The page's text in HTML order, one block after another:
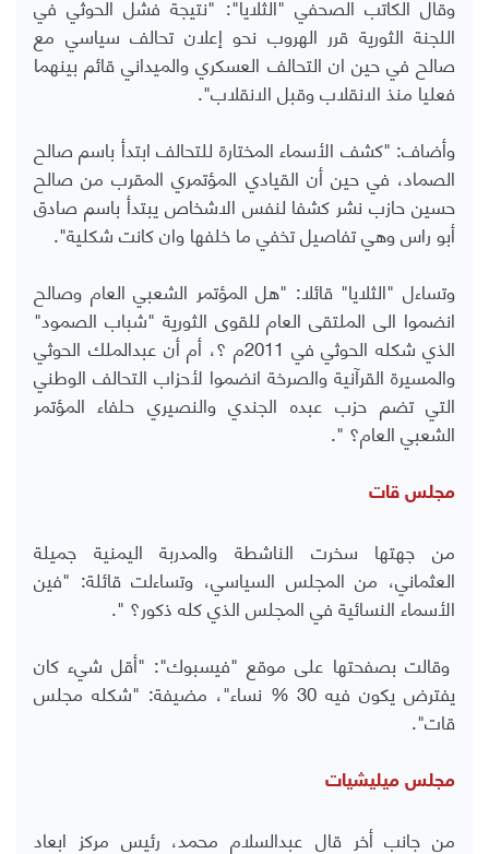
اللجنة الثورية قرر الهروب نحو إعلان تحالف سياسي مع
صالح في حين ان التحالف العسكري والميداني قائم بينهما
فعليا منذ الانقلاب وقبل الانقلاب".
وأضاف: "كشف الأسماء المختارة للتحالف ابتدأ باسم صالح
الصماد، في حين أن القيادي المؤتمري المقرب من صالح
حسين حازب نشر كشفا لنفس الاشخاص يبتدأ باسم صادق
أبو راس وهي تفاصيل تخفي ما خلفها وان كانت شكلية".
وتساءل "الثلايا" قائلا: "هل المؤتمر الشعبي العام وصالح
انضموا الى الملتقى العام للقوى الثورية "شباب الصمود"
الذي شكله الحوثي في 2011م ؟، أم أن عبدالملك الحوثي
والمسيرة القرآنية والصرخة انضموا لأحزاب التحالف الوطني
التي تضم حزب عبده الجندي والنصيري حلفاء المؤتمر
الشعبي العام؟ ".
مجلس قات
من جهتها سخرت الناشطة والمدربة اليمنية جميلة
العثماني، من المجلس السياسي، وتساءلت قائلة: "فين
الأسماء النسائية في المجلس الذي كله ذكور؟ ".
وقالت بصفحتها على موقع "فيسبوك": "أقل شيء كان
يفترض يكون فيه 30 % نساء"، مضيفة: "شكله مجلس
قات".
مجلس ميليشيات
من جانب أخر قال عبدالسلام محمد، رئيس مركز ابعاد